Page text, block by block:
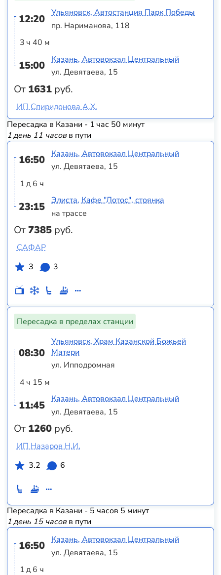
12:20
3 ч 40 м
15:00
От 1631 руб.
Ульяновск, Автостанция Парк Победы
пр. Нариманова, 118
Казань, Автовокзал Центральный
ул. Девятаева, 15
ИП Спиридонова А.Х.
Пересадка в Казани - 1 час 50 минут
1 день 11 часовв пути
16:50
1 д 6 ч
23:15
От7385 руб.
Казань, Автовокзал Центральный
ул. Девятаева, 15
Элиста, Кафе "Лотос", стоянка
на трассе
САФАР
3
3
Пересадка в пределах станции
08:30
4 ч 15 м
11:45
От 1260 руб.
Ульяновск, Храм Казанской Божьей
Матери
ул. Ипподромная
Казань, Автовокзал Центральный
ул. Девятаева, 15
ИП Назаров Н.И.
3.2
6
Пересадка в Казани - 5 часов 5 минут
1 день 15 часовв пути
16:50
1 д 6 ч
Казань, Автовокзал Центральный
ул. Девятаева, 15